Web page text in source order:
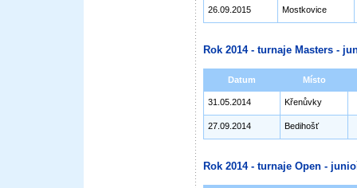
26.09.2015 Mostkovice
Rok 2014 - turnaje Masters -
Datum Místo
31.05.2014 Křenůvky
27.09.2014 Bedihošť
Rok 2014 - turnaje Open -